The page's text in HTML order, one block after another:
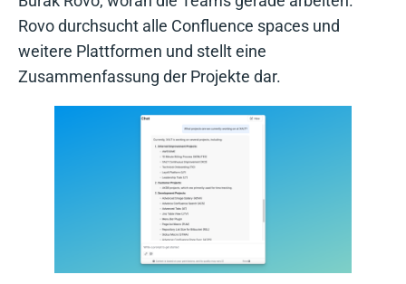
Rovo durchsucht alle Confluence spaces und
weitere Plattformen und stellt eine
Zusammenfassung der Projekte dar.